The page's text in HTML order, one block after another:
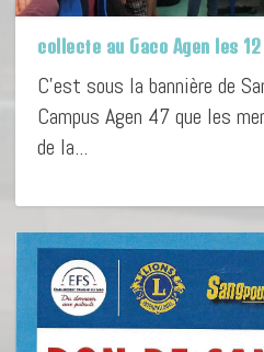
collecte au Gaco Agen les
C’est sous la bannière de
Campus Agen 47 que les
de la...